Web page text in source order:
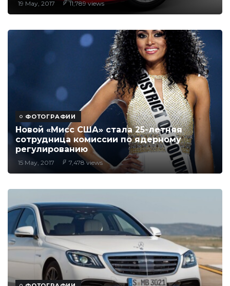
19 May, 2017 11,789 views
ФОТОГРАФИИ
Новой «Мисс США» стала 25-летняя
сотрудница комиссии по ядерному
регулированию
15 May, 2017 7,478 views